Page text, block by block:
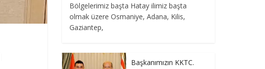
Bölgelerimiz başta Hatay ilimiz başta
olmak üzere Osmaniye, Adana, Kilis,
Gaziantep,
Başkanımızın KKTC.